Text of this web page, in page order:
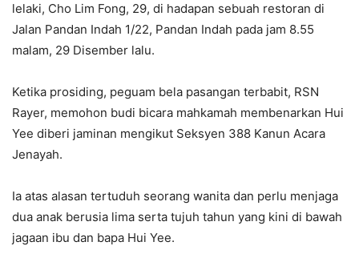
lelaki, Cho Lim Fong, 29, di hadapan sebuah restoran di
Jalan Pandan Indah 1/22, Pandan Indah pada jam 8.55
malam, 29 Disember lalu.
Ketika prosiding, peguam bela pasangan terbabit, RSN
Rayer, memohon budi bicara mahkamah membenarkan Hui
Yee diberi jaminan mengikut Seksyen 388 Kanun Acara
Jenayah.
Ia atas alasan tertuduh seorang wanita dan perlu menjaga
dua anak berusia lima serta tujuh tahun yang kini di bawah
jagaan ibu dan bapa Hui Yee.